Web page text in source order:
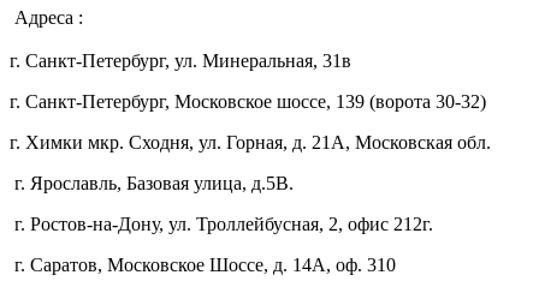
Адреса :
г. Санкт-Петербург, ул. Минеральная, 31в
г. Санкт-Петербург, Московское шоссе, 139 (ворота 30-32)
г. Химки мкр. Сходня, ул. Горная, д. 21А, Московская обл.
г. Ярославль, Базовая улица, д.5В.
г. Ростов-на-Дону, ул. Троллейбусная, 2, офис 212г.
г. Саратов, Московское Шоссе, д. 14А, оф. 310